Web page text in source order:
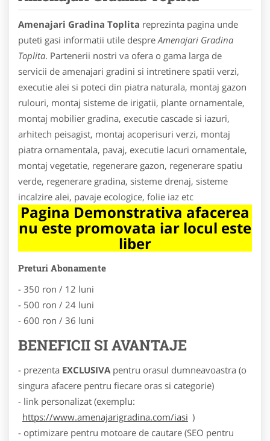
Amenajari Gradina Toplita reprezinta pagina unde
puteti gasi informatii utile despre Amenajari Gradina
Toplita. Partenerii nostri va ofera o gama larga de
servicii de amenajari gradini si intretinere spatii verzi,
executie alei si poteci din piatra naturala, montaj gazon
rulouri, montaj sisteme de irigatii, plante ornamentale,
montaj mobilier gradina, executie cascade si iazuri,
arhitech peisagist, montaj acoperisuri verzi, montaj
piatra ornamentala, pavaj, executie lacuri ornamentale,
montaj vegetatie, regenerare gazon, regenerare spatiu
verde, regenerare gradina, sisteme drenaj, sisteme
incalzire alei, pavaje ecologice, folie iaz etc
Pagina Demonstrativa afacerea
nu este promovata iar locul este
liber
Preturi Abonamente
- 350 ron / 12 luni
- 500 ron / 24 luni
- 600 ron / 36 luni
BENEFICII SI AVANTAJE
- prezenta EXCLUSIVA pentru orasul dumneavoastra (o
singura afacere pentru fiecare oras si categorie)
- link personalizat (exemplu:
https://www.amenajarigradina.com/iasi )
- optimizare pentru motoare de cautare (SEO pentru